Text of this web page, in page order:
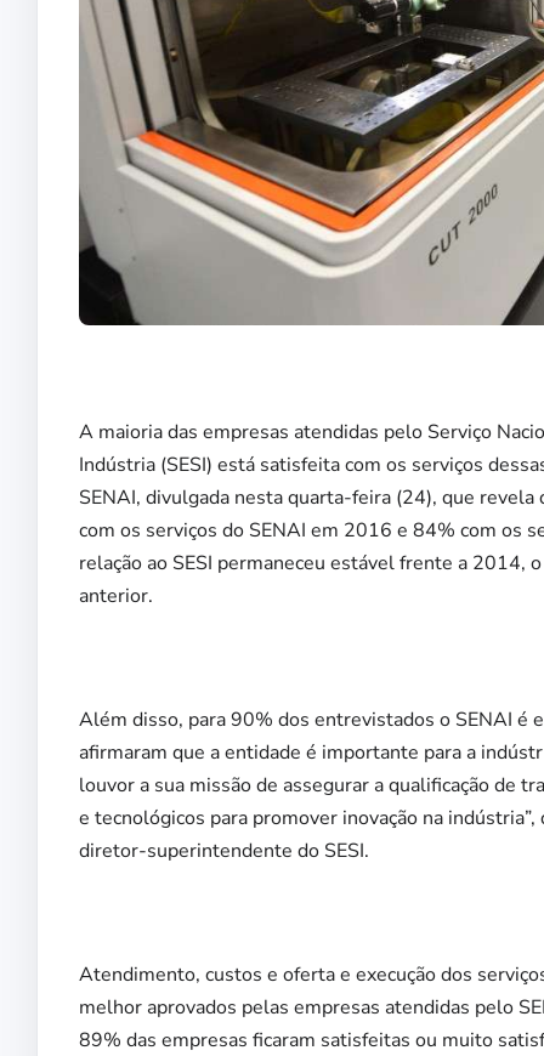
A maioria das empresas atendidas pelo Serviço
Indústria (SESI) está satisfeita com os serviços
SENAI, divulgada nesta quarta-feira (24), que
com os serviços do SENAI em 2016 e 84% com os
relação ao SESI permaneceu estável frente a 2014,
anterior.
Além disso, para 90% dos entrevistados o SENAI é
afirmaram que a entidade é importante para a
louvor a sua missão de assegurar a qualificação de
e tecnológicos para promover inovação na
diretor-superintendente do SESI.
Atendimento, custos e oferta e execução dos
melhor aprovados pelas empresas atendidas pelo
89% das empresas ficaram satisfeitas ou muito